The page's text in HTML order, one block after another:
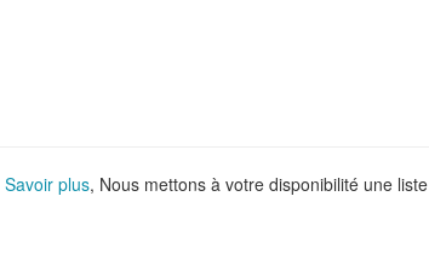
Savoir plus, Nous mettons à votre disponibilité une liste